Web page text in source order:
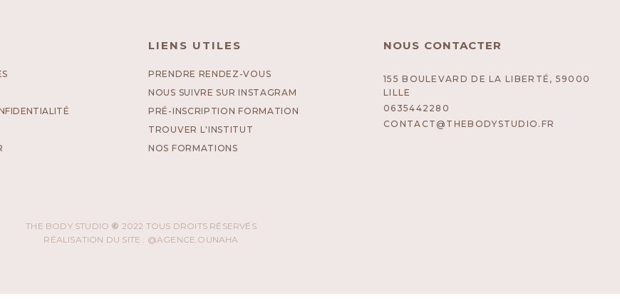
LIENS UTILES
PRENDRE RENDEZ-VOUS
NOUS SUIVRE SUR INSTAGRAM
PRÉ-INSCRIPTION FORMATION
TROUVER L'INSTITUT
NOS FORMATIONS
NOUS CONTACTER
155 BOULEVARD DE LA LIBERTÉ, 59000
LILLE
0635442280
CONTACT@THEBODYSTUDIO.FR
THE BODY STUDIO © 2022 TOUS DROITS RÉSERVÉS
RÉALISATION DU SITE : @AGENCE.OUNAHA